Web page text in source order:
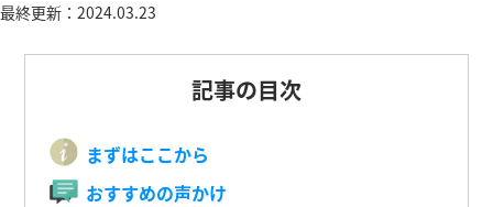
最終更新：2024.03.23
記事の目次
まずはここから
おすすめの声かけ